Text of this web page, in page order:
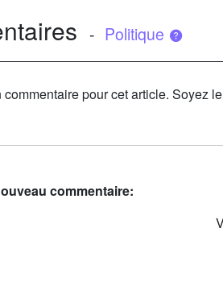
- Politique
commentaire pour cet article. Soyez
commentaire: